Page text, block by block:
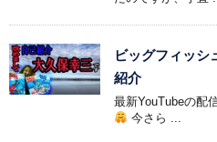
ビッグフィッシ
紹介
最新YouTubeの配
今さら ...